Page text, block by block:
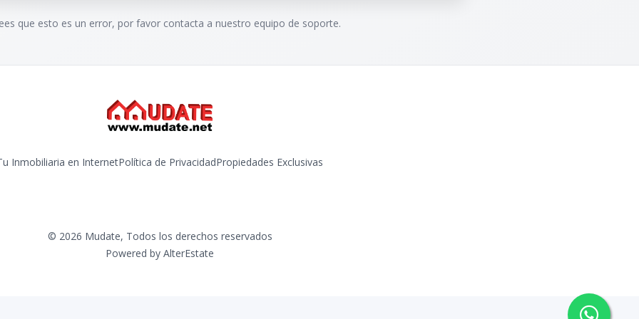
que esto es un error, por favor contacta a nuestro equipo de soporte.
Inmobiliaria en InternetPolítica de PrivacidadPropiedades Exclusivas
© 2026 Mudate, Todos los derechos reservados
Powered by AlterEstate